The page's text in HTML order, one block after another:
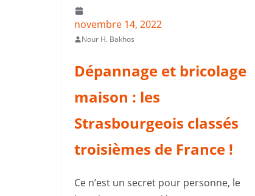
novembre 14, 2022
Nour H. Bakhos
Dépannage et bricolage
maison : les
Strasbourgeois classés
troisièmes de France !
Ce n’est un secret pour personne, le